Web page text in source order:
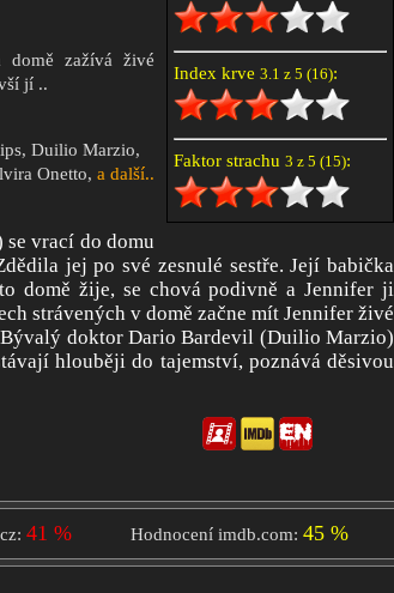
Index krve 3.1 z 5 (16):
Faktor strachu 3 z 5 (15):
domě zažívá živé
jí ..
Duilio Marzio,
Onetto, a další..
se vrací do domu
jej po své zesnulé sestře. Její babička
domě žije, se chová podivně a Jennifer ji
strávených v domě začne mít Jennifer živé
doktor Dario Bardevil (Duilio Marzio)
hlouběji do tajemství, poznává děsivou
41 % Hodnocení imdb.com: 45 %